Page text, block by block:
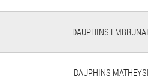
DAUPHINS
DAUPHINS